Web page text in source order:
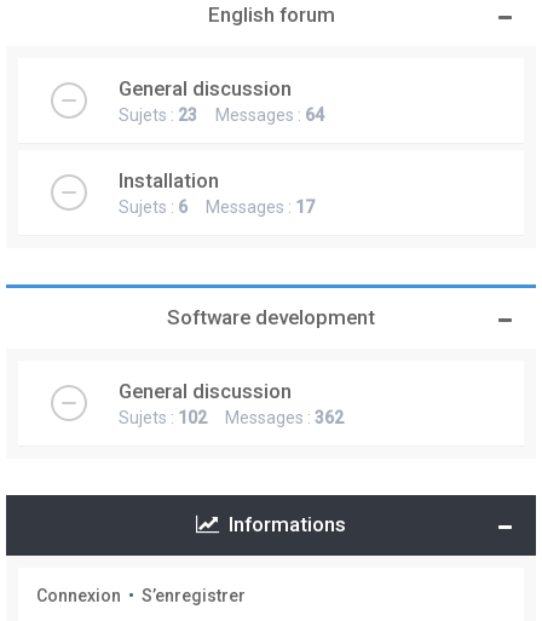
English forum
General discussion
Sujets : 23 Messages : 64
Installation
Sujets : 6 Messages : 17
Software development
General discussion
Sujets : 102Messages : 362
Informations
Connexion • S’enregistrer